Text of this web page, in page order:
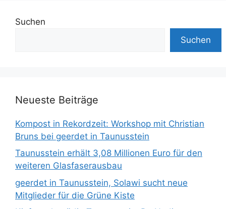
Suchen
Suchen
Neueste Beiträge
Kompost in Rekordzeit: Workshop mit Christian
Bruns bei geerdet in Taunusstein
Taunusstein erhält 3,08 Millionen Euro für den
weiteren Glasfaserausbau
geerdet in Taunusstein, Solawi sucht neue
Mitglieder für die Grüne Kiste